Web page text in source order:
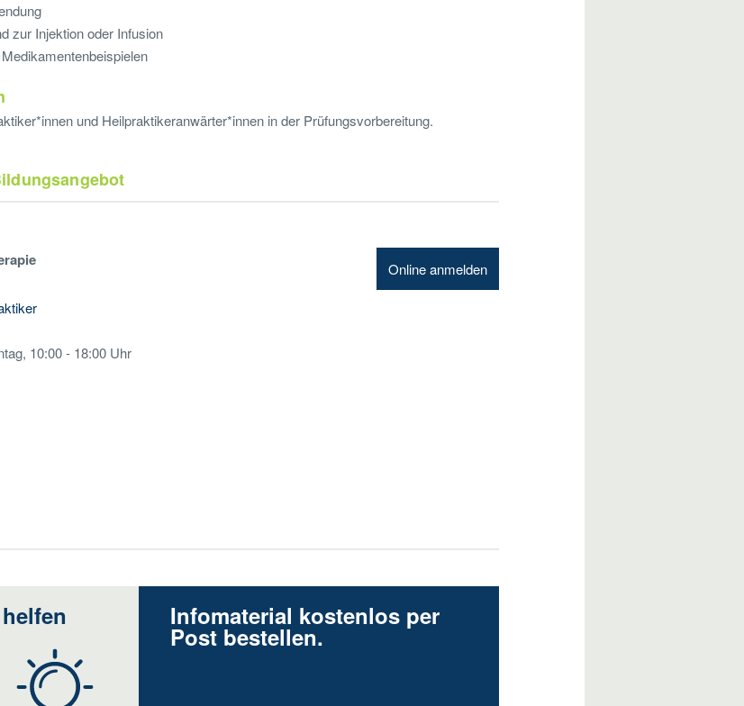
zur Injektion oder Infusion
und Heilpraktikeranwärter*innen in der Prüfungsvorbereitung.
10:00 - 18:00 Uhr
Online anmelden
Infomaterial kostenlos per
Post bestellen.